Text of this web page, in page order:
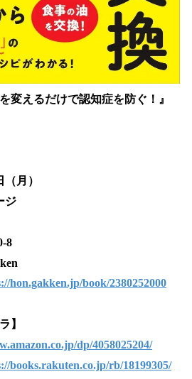
変えるだけで認知症を防ぐ！』
月）
ジ
8
hon.gakken.jp/book/2380252000
】
dp/4058025204/
books.rakuten.co.jp/rb/18199305/